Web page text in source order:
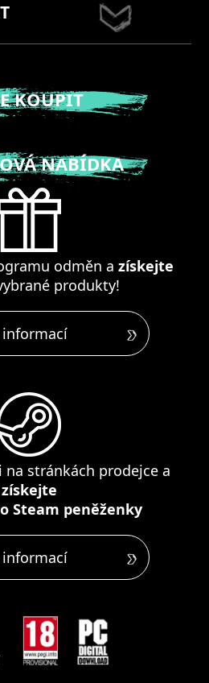
KOUPIT
NABÍDKA
odměn a získejte
produkty!
informací
na stránkách prodejce a
získejte
Steam peněženky
informací